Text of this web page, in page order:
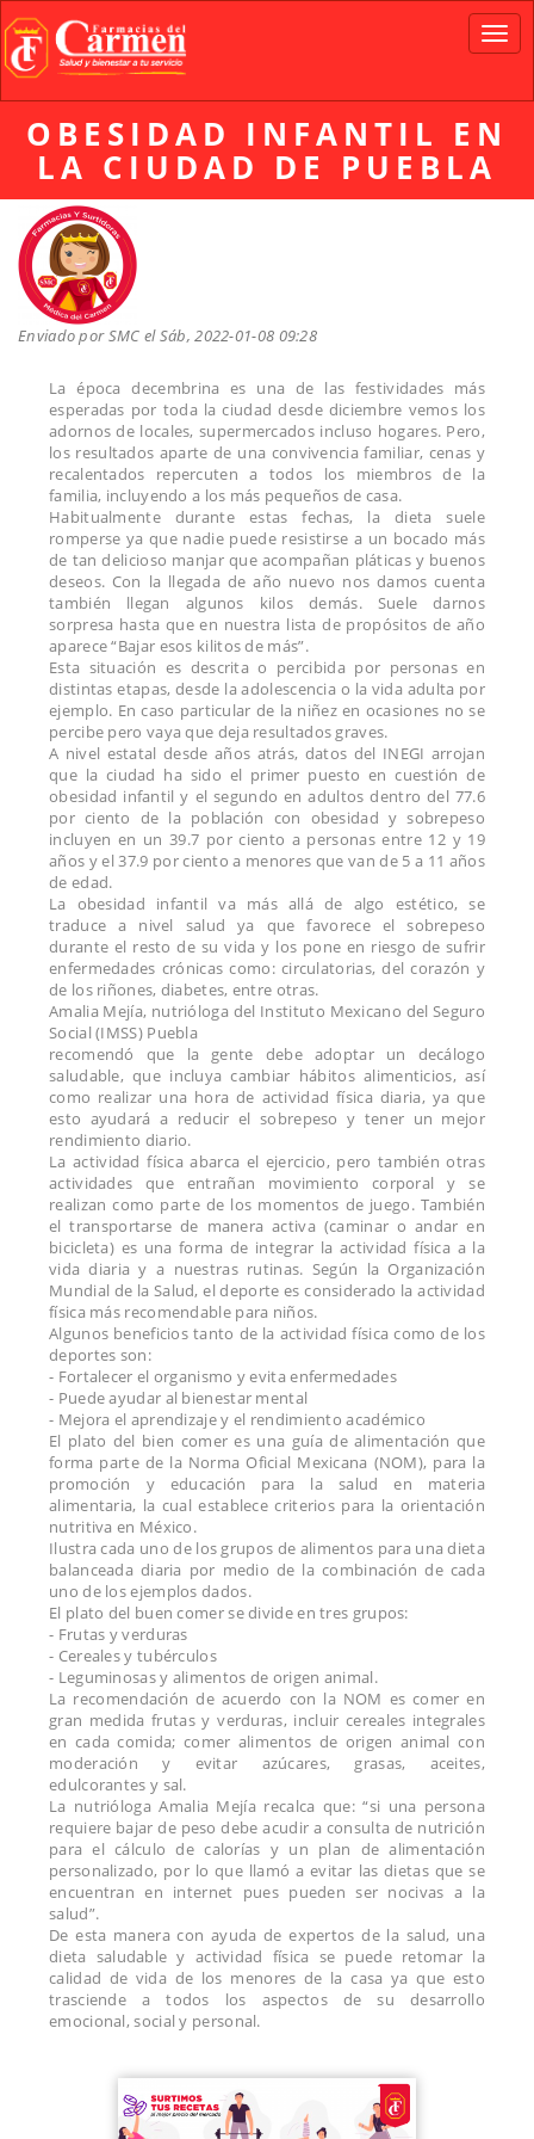
al
contenido
principal
OBESIDAD INFANTIL EN
LA CIUDAD DE PUEBLA
Enviado porSMC el Sáb, 2022-01-08 09:28
La época decembrina es una de las festividades más
esperadas por toda la ciudad desde diciembre vemos los
adornos de locales, supermercados incluso hogares. Pero,
los resultados aparte de una convivencia familiar, cenas y
recalentados repercuten a todos los miembros de la
familia, incluyendo a los más pequeños de casa.
Habitualmente durante estas fechas, la dieta suele
romperse ya que nadie puede resistirse a un bocado más
de tan delicioso manjar que acompañan pláticas y buenos
deseos. Con la llegada de año nuevo nos damos cuenta
también llegan algunos kilos demás. Suele darnos
sorpresa hasta que en nuestra lista de propósitos de año
aparece “Bajar esos kilitos de más”.
Esta situación es descrita o percibida por personas en
distintas etapas, desde la adolescencia o la vida adulta por
ejemplo. En caso particular de la niñez en ocasiones no se
percibe pero vaya que deja resultados graves.
A nivel estatal desde años atrás, datos del INEGI arrojan
que la ciudad ha sido el primer puesto en cuestión de
obesidad infantil y el segundo en adultos dentro del 77.6
por ciento de la población con obesidad y sobrepeso
incluyen en un 39.7 por ciento a personas entre 12 y 19
años y el 37.9 por ciento a menores que van de 5 a 11 años
de edad.
La obesidad infantil va más allá de algo estético, se
traduce a nivel salud ya que favorece el sobrepeso
durante el resto de su vida y los pone en riesgo de sufrir
enfermedades crónicas como: circulatorias, del corazón y
de los riñones, diabetes, entre otras.
Amalia Mejía, nutrióloga del Instituto Mexicano del Seguro
Social (IMSS) Puebla
recomendó que la gente debe adoptar un decálogo
saludable, que incluya cambiar hábitos alimenticios, así
como realizar una hora de actividad física diaria, ya que
esto ayudará a reducir el sobrepeso y tener un mejor
rendimiento diario.
La actividad física abarca el ejercicio, pero también otras
actividades que entrañan movimiento corporal y se
realizan como parte de los momentos de juego. También
el transportarse de manera activa (caminar o andar en
bicicleta) es una forma de integrar la actividad física a la
vida diaria y a nuestras rutinas. Según la Organización
Mundial de la Salud, el deporte es considerado la actividad
física más recomendable para niños.
Algunos beneficios tanto de la actividad física como de los
deportes son:
- Fortalecer el organismo y evita enfermedades
- Puede ayudar al bienestar mental
- Mejora el aprendizaje y el rendimiento académico
El plato del bien comer es una guía de alimentación que
forma parte de la Norma Oficial Mexicana (NOM), para la
promoción y educación para la salud en materia
alimentaria, la cual establece criterios para la orientación
nutritiva en México.
Ilustra cada uno de los grupos de alimentos para una dieta
balanceada diaria por medio de la combinación de cada
uno de los ejemplos dados.
El plato del buen comer se divide en tres grupos:
- Frutas y verduras
- Cereales y tubérculos
- Leguminosas y alimentos de origen animal.
La recomendación de acuerdo con la NOM es comer en
gran medida frutas y verduras, incluir cereales integrales
en cada comida; comer alimentos de origen animal con
moderación y evitar azúcares, grasas, aceites,
edulcorantes y sal.
La nutrióloga Amalia Mejía recalca que: “si una persona
requiere bajar de peso debe acudir a consulta de nutrición
para el cálculo de calorías y un plan de alimentación
personalizado, por lo que llamó a evitar las dietas que se
encuentran en internet pues pueden ser nocivas a la
salud”.
De esta manera con ayuda de expertos de la salud, una
dieta saludable y actividad física se puede retomar la
calidad de vida de los menores de la casa ya que esto
trasciende a todos los aspectos de su desarrollo
emocional, social y personal.